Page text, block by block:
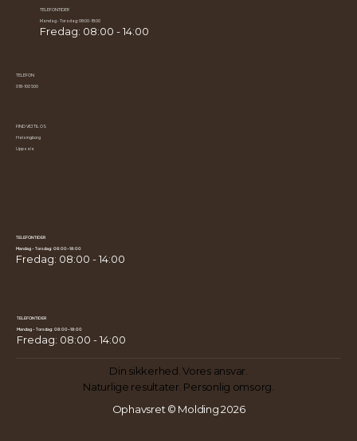
TELEFONTIDER
Mandag - Torsdag: 08:00-18:00
Fredag: 08:00 - 14:00
TELEFONTIDER
Mandag - Torsdag: 08:00-18:00
Fredag: 08:00 - 14:00
TELEFONTIDER
Mandag - Torsdag: 08:00-18:00
Fredag: 08:00 - 14:00
FIND VEJ TIL OS
Helsingborg
Uppsala
TELEFON
018-100 500
Din sikkerhed. Vores ansvar.
Naturlige resultater. Personlig omsorg.
Ophavsret © Molding 2026